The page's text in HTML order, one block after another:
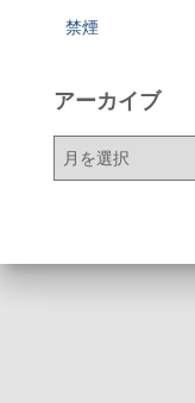
禁煙
アーカイブ
ア